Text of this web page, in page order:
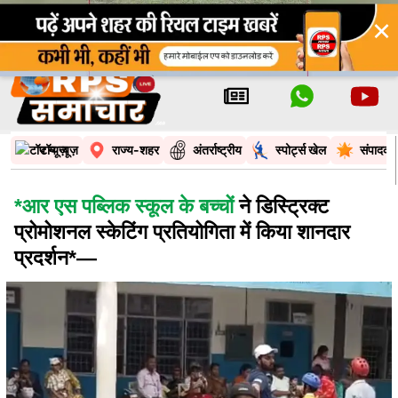
×
टॉप न्यूज़ राज्य-शहर अंतर्राष्ट्रीय स्पोर्ट्स खेल
*आर एस पब्लिक स्कूल के बच्चोंने डिस्ट्रिक्ट
प्रोमोशनल स्केटिंग प्रतियोगिता में किया शानदार
प्रदर्शन*—